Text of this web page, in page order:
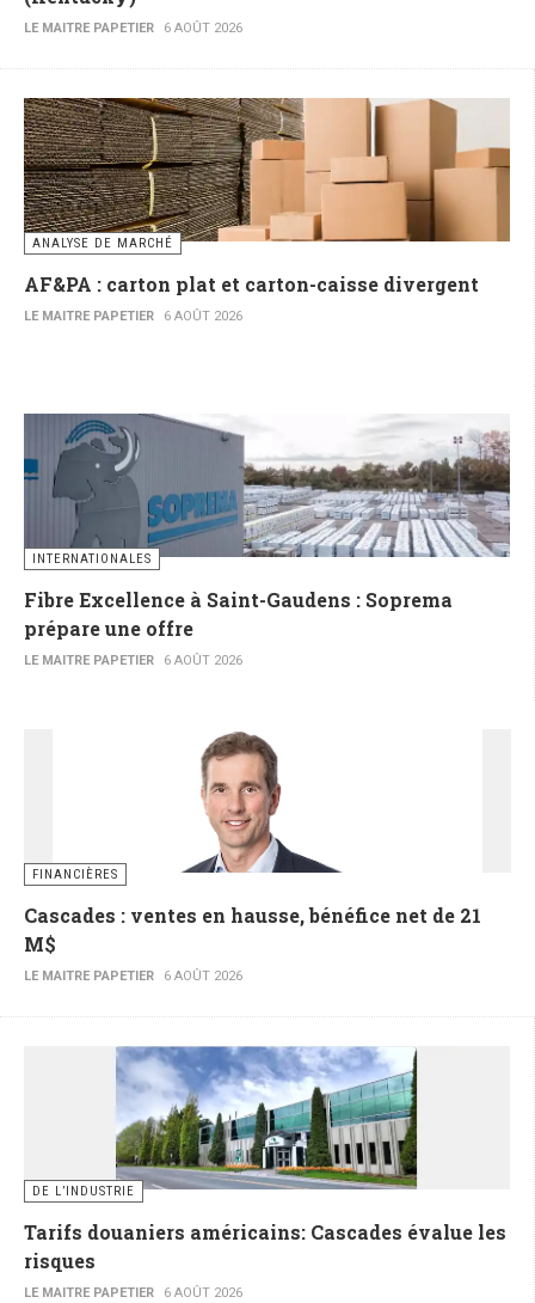
LE MAITRE PAPETIER 6 AOÛT 2026
ANALYSE DE MARCHÉ
AF&PA : carton plat et carton-caisse divergent
LE MAITRE PAPETIER 6 AOÛT 2026
INTERNATIONALES
Fibre Excellence à Saint-Gaudens : Soprema
prépare une offre
LE MAITRE PAPETIER 6 AOÛT 2026
FINANCIÈRES
Cascades : ventes en hausse, bénéfice net de 21
M$
LE MAITRE PAPETIER 6 AOÛT 2026
DE L’INDUSTRIE
Tarifs douaniers américains: Cascades évalue les
risques
LE MAITRE PAPETIER 6 AOÛT 2026